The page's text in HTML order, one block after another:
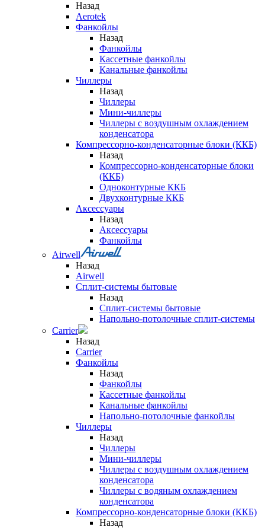
Назад
Aerotek
Фанкойлы
Назад
Фанкойлы
Кассетные фанкойлы
Канальные фанкойлы
Чиллеры
Назад
Чиллеры
Мини-чиллеры
Чиллеры с воздушным охлаждением
конденсатора
Компрессорно-конденсаторные блоки (ККБ)
Назад
Компрессорно-конденсаторные блоки
(ККБ)
Одноконтурные ККБ
Двухконтурные ККБ
Аксессуары
Назад
Аксессуары
Фанкойлы
Airwell
Назад
Airwell
Сплит-системы бытовые
Назад
Сплит-системы бытовые
Напольно-потолочные сплит-системы
Carrier
Назад
Carrier
Фанкойлы
Назад
Фанкойлы
Кассетные фанкойлы
Канальные фанкойлы
Напольно-потолочные фанкойлы
Чиллеры
Назад
Чиллеры
Мини-чиллеры
Чиллеры с воздушным охлаждением
конденсатора
Чиллеры с водяным охлаждением
конденсатора
Компрессорно-конденсаторные блоки (ККБ)
Назад